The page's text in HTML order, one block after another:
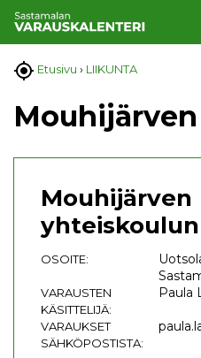
 Etusivu › LIIKUNTA
Mouhijärven
OSOITE:
VARAUSTEN
KÄSITTELIJÄ:
Paula
VARAUKSET
SÄHKÖPOSTISTA: